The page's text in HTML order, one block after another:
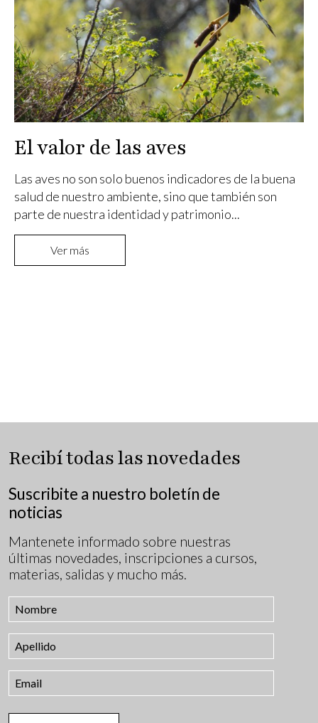
El valor de las aves
Las aves no son solo buenos indicadores de la buena
salud de nuestro ambiente, sino que también son
parte de nuestra identidad y patrimonio...
Ver más
Recibí todas las novedades
Suscribite a nuestro boletín de
noticias
Mantenete informado sobre nuestras
últimas novedades, inscripciones a cursos,
materias, salidas y mucho más.